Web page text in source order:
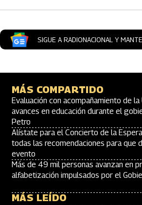
SIGUE A RADIONACIONAL Y
MÁS COMPARTIDO
Evaluación con acompañamiento de la
avances en educación durante el
Petro
Alístate para el Concierto de la
todas las recomendaciones para que
evento
Más de 49 mil personas avanzan en
alfabetización impulsados por el
MÁS LEÍDO